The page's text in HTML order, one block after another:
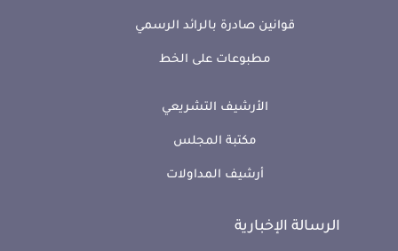
قوانين صادرة بالرائد الرسمي
مطبوعات على الخط
الأرشيف التشريعي
مكتبة المجلس
أرشيف المداولات
الرسالة الإخبارية